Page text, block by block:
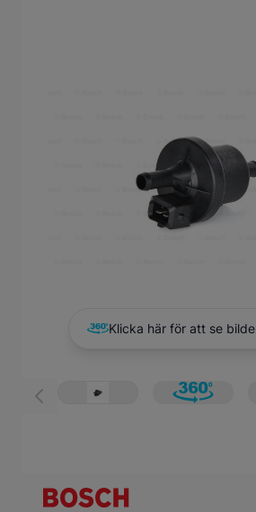
Klicka här för att se
View larger image
View